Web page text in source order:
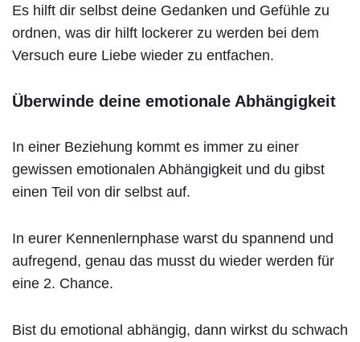
Es hilft dir selbst deine Gedanken und Gefühle zu
ordnen, was dir hilft lockerer zu werden bei dem
Versuch eure Liebe wieder zu entfachen.
Überwinde deine emotionale Abhängigkeit
In einer Beziehung kommt es immer zu einer
gewissen emotionalen Abhängigkeit und du gibst
einen Teil von dir selbst auf.
In eurer Kennenlernphase warst du spannend und
aufregend, genau das musst du wieder werden für
eine 2. Chance.
Bist du emotional abhängig, dann wirkst du schwach